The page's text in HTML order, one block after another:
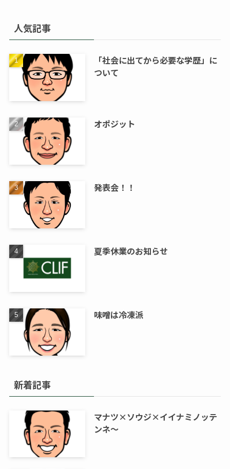
人気記事
「社会に出てから必要な学歴」に
ついて
オポジット
発表会！！
夏季休業のお知らせ
味噌は冷凍派
新着記事
マナツ×ソウジ×イイナミノッテ
ンネ～